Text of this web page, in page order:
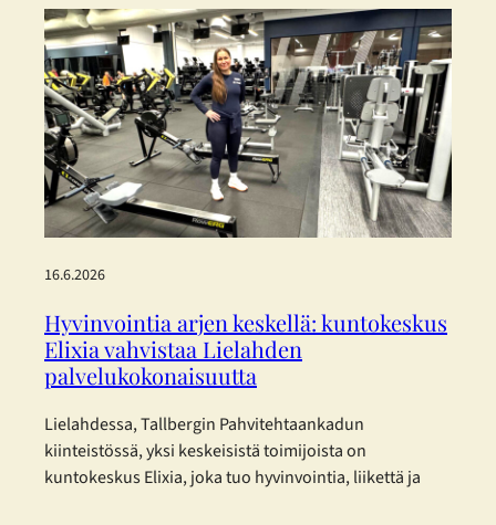
standardeja mukaillen. Tallberg ei kuulu lakisääteisen
kestävyysraportoinnin piiriin, mutta on päättänyt
raportoida vastuullisuudestaan vapaaehtoisesti.
Konsernin vastuullisuusraportti on laadittu mukaillen
EFRAG:n (European Financial Reporting Advisory
Group) joulukuussa 2025 julkaisemia
yksinkertaistettuja ESRS-standardeja. Päätös perustuu
haluun…
16.6.2026
Hyvinvointia arjen keskellä: kuntokeskus
Elixia vahvistaa Lielahden
palvelukokonaisuutta
Lielahdessa, Tallbergin Pahvitehtaankadun
kiinteistössä, yksi keskeisistä toimijoista on
kuntokeskus Elixia, joka tuo hyvinvointia, liikettä ja